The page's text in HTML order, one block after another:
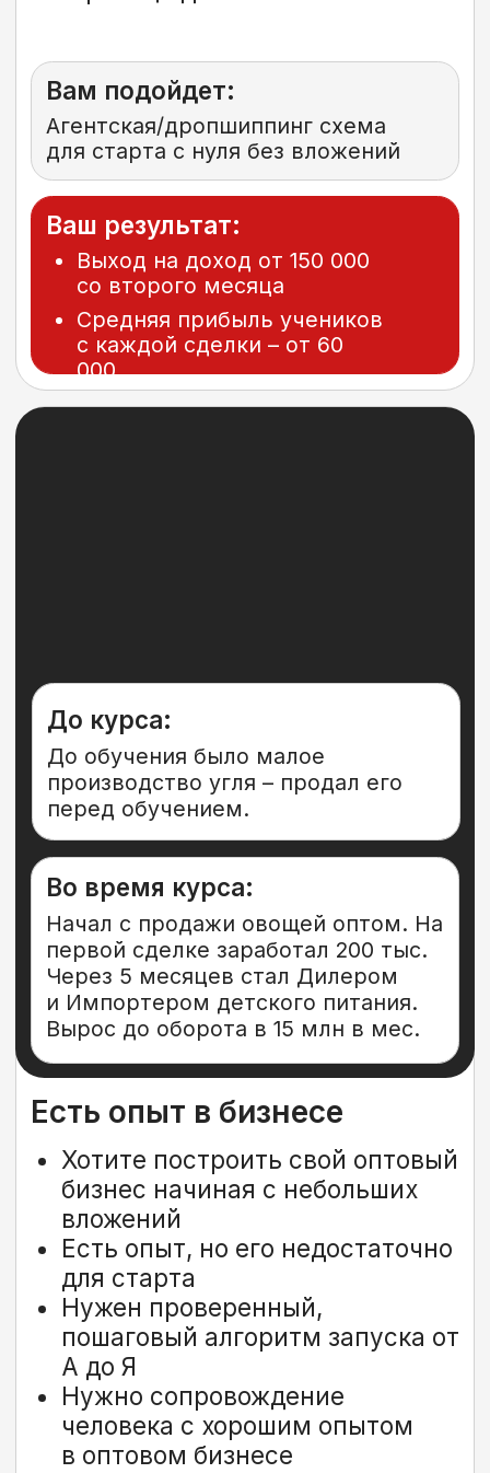
Показываю готовые связки, которые
приносят сотни тысяч в месяц
– 5 схем старта в опте с нуля,
без вложений и рисков
Пройти интенсив
Послание будущему
Андрей Гук
время.
Теперь у меня есть опыт — и я
знаю, как можно пройти этот путь
быстрее, проще и с меньшими
потерями времени. Если вы
хотите начать зарабатывать в
опте, не теряя времени на
которая уже приносит деньги
сотням учеников – вы по адресу.
Я не даю «волшебные таблетки».
Это не будет просто, но вы
справитесь. Я проведу вас по
системе, работающей безотказно.
Результаты говорят сами за себя.
Готовы действовать? Добро
пожаловать в команду.